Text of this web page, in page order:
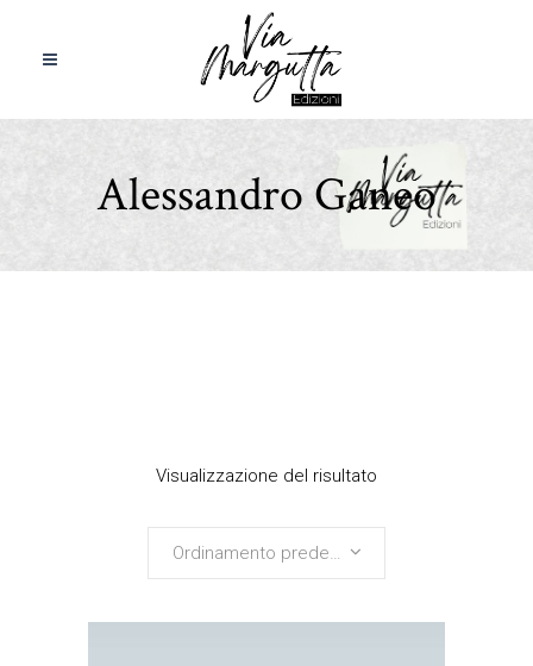
Alessandro Ganeo
Visualizzazione del risultato
Ordinamento predefinito